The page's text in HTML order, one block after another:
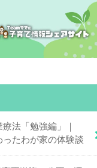
法「勉強編」｜
たわが家の体験談